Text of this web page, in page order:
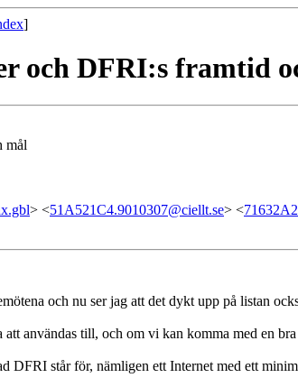
]
och DFRI:s framtid
mål
> <51A521C4.9010307@ciellt.se> <
och nu ser jag att det dykt upp på listan
att användas till, och om vi kan komma med en
DFRI står för, nämligen ett Internet med ett